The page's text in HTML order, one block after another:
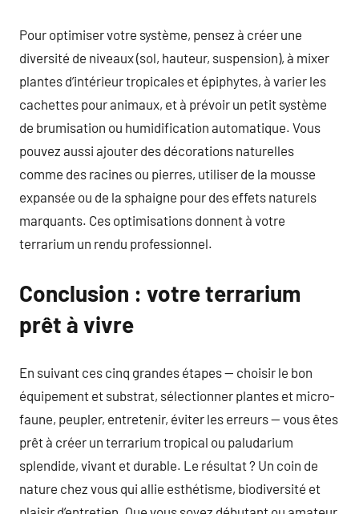
Pour optimiser votre système, pensez à créer une
diversité de niveaux (sol, hauteur, suspension), à mixer
plantes d’intérieur tropicales et épiphytes, à varier les
cachettes pour animaux, et à prévoir un petit système
de brumisation ou humidification automatique. Vous
pouvez aussi ajouter des décorations naturelles
comme des racines ou pierres, utiliser de la mousse
expansée ou de la sphaigne pour des effets naturels
marquants. Ces optimisations donnent à votre
terrarium un rendu professionnel.
Conclusion : votre terrarium
prêt à vivre
En suivant ces cinq grandes étapes — choisir le bon
équipement et substrat, sélectionner plantes et micro-
faune, peupler, entretenir, éviter les erreurs — vous êtes
prêt à créer un terrarium tropical ou paludarium
splendide, vivant et durable. Le résultat ? Un coin de
nature chez vous qui allie esthétisme, biodiversité et